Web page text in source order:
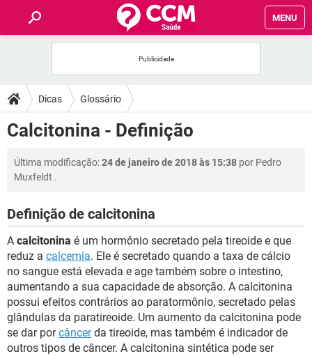
MENU
FÓRUM
SAÚDE
FAMÍLIA
SEXUALIDADE
GLOSSÁRIO
Dicas Glossário
Calcitonina - Definição
Última modificação:24 de janeiro de 2018 às 15:38 por Pedro
Muxfeldt .
Definição de calcitonina
A calcitonina é um hormônio secretado pela tireoide e que
reduz a calcemia. Ele é secretado quando a taxa de cálcio
no sangue está elevada e age também sobre o intestino,
aumentando a sua capacidade de absorção. A calcitonina
possui efeitos contrários ao paratormônio, secretado pelas
glândulas da paratireoide. Um aumento da calcitonina pode
se dar porcâncerda tireoide, mas também é indicador de
outros tipos de câncer. A calcitonina sintética pode ser